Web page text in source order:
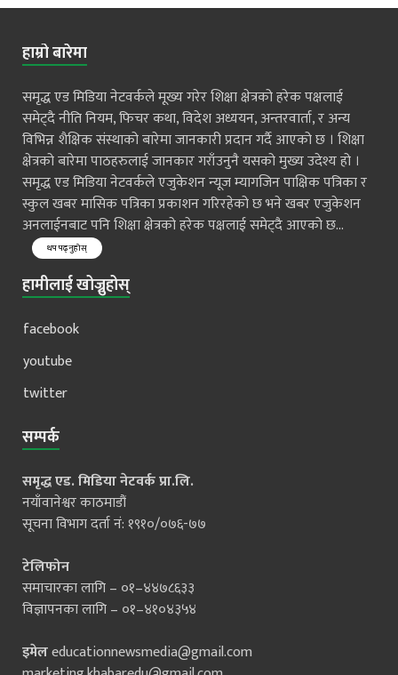
हाम्रो बारेमा
समृद्ध एड मिडिया नेटवर्कले मूख्य गरेर शिक्षा क्षेत्रको हरेक पक्षलाई
समेट्दै नीति नियम, फिचर कथा, विदेश अध्ययन, अन्तरवार्ता, र अन्य
विभिन्न शैक्षिक संस्थाको बारेमा जानकारी प्रदान गर्दै आएको छ । शिक्षा
क्षेत्रको बारेमा पाठहरुलाई जानकार गराँउनुनै यसको मुख्य उदेश्य हो ।
समृद्ध एड मिडिया नेटवर्कले एजुकेशन न्यूज म्यागजिन पाक्षिक पत्रिका र
स्कुल खबर मासिक पत्रिका प्रकाशन गरिरहेको छ भने खबर एजुकेशन
अनलाईनबाट पनि शिक्षा क्षेत्रको हरेक पक्षलाई समेट्दै आएको छ...
थप पढ्नुहोस्
हामीलाई खोज्नुहोस्
facebook
youtube
twitter
सम्पर्क
समृद्ध एड. मिडिया नेटवर्क प्रा.लि.
नयाँवानेश्वर काठमाडौं
सूचना विभाग दर्ता नं: १९१०/०७६-७७
टेलिफोन
समाचारका लागि – ०१–४४७८६३३
विज्ञापनका लागि – ०१–४१०४३५४
इमेलeducationnewsmedia@gmail.com